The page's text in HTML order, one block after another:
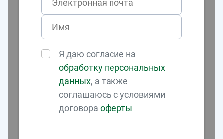
Я даю согласие на
обработку персональных
данных, а также
соглашаюсь с условиями
договораоферты